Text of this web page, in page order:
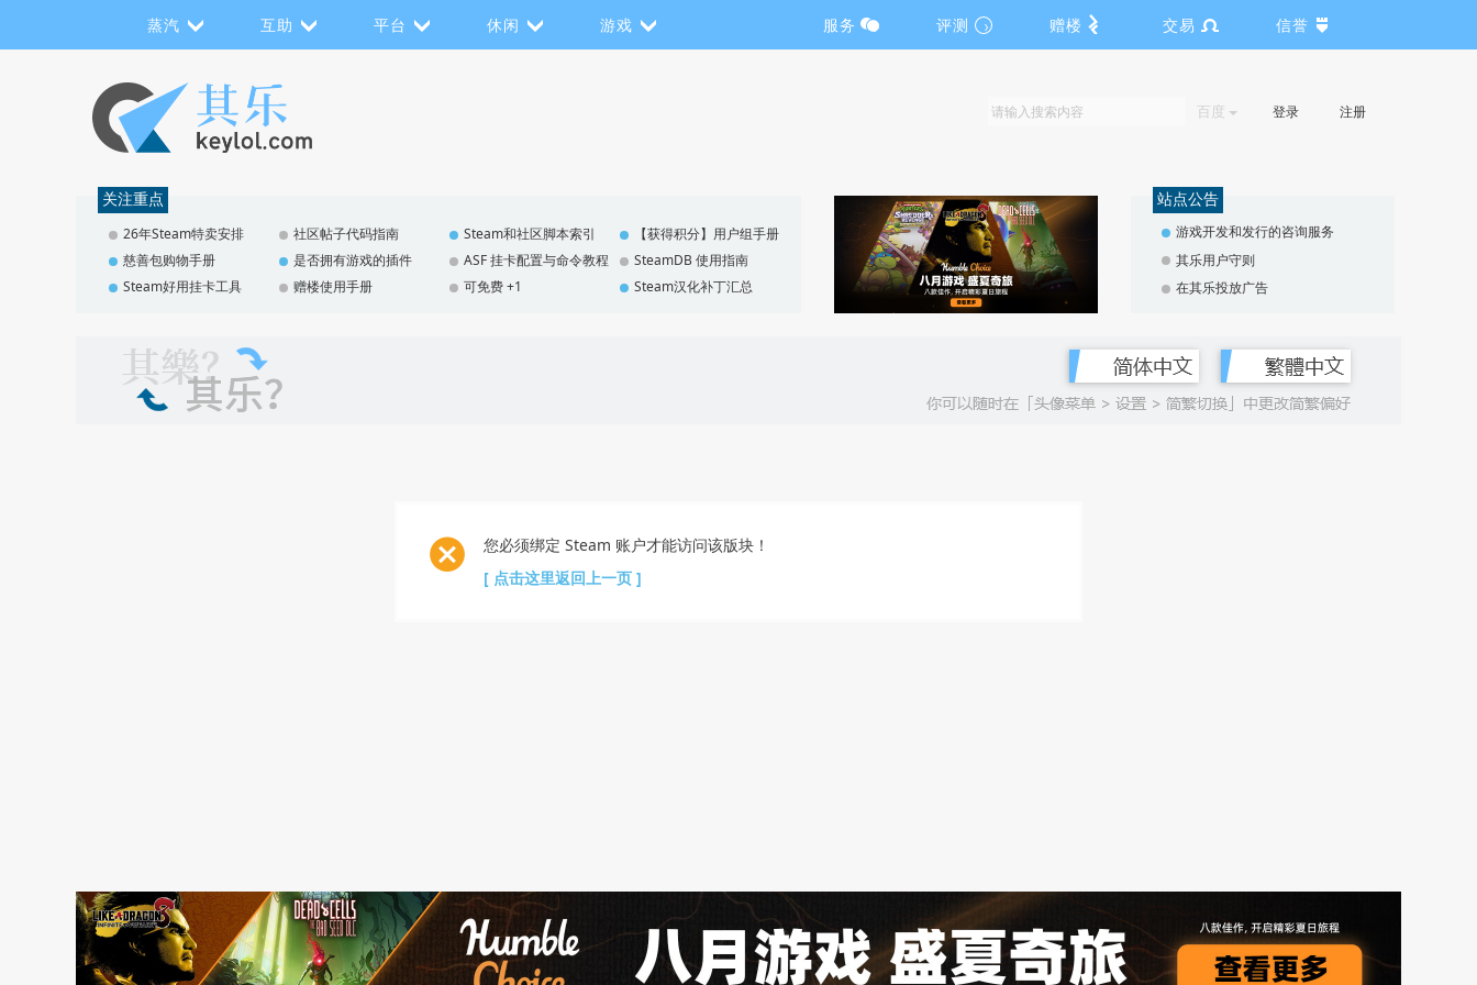
蒸汽 互助 平台 休闲 游戏 服务 评测 赠楼 交易 信誉
百度 登录 注册
关注重点
26年Steam特卖安排 社区帖子代码指南 Steam和社区脚本索引
【获得积分】用户组手册
慈善包购物手册
是否拥有游戏的插件 ASF 挂卡配置与命令教程
SteamDB 使用指南
Steam好用挂卡工具
赠楼使用手册 可免费 +1 Steam汉化补丁汇总
站点公告
游戏开发和发行的咨询服务
其乐用户守则
在其乐投放广告
您必须绑定 Steam 账户才能访问该版块！
[ 点击这里返回上一页 ]